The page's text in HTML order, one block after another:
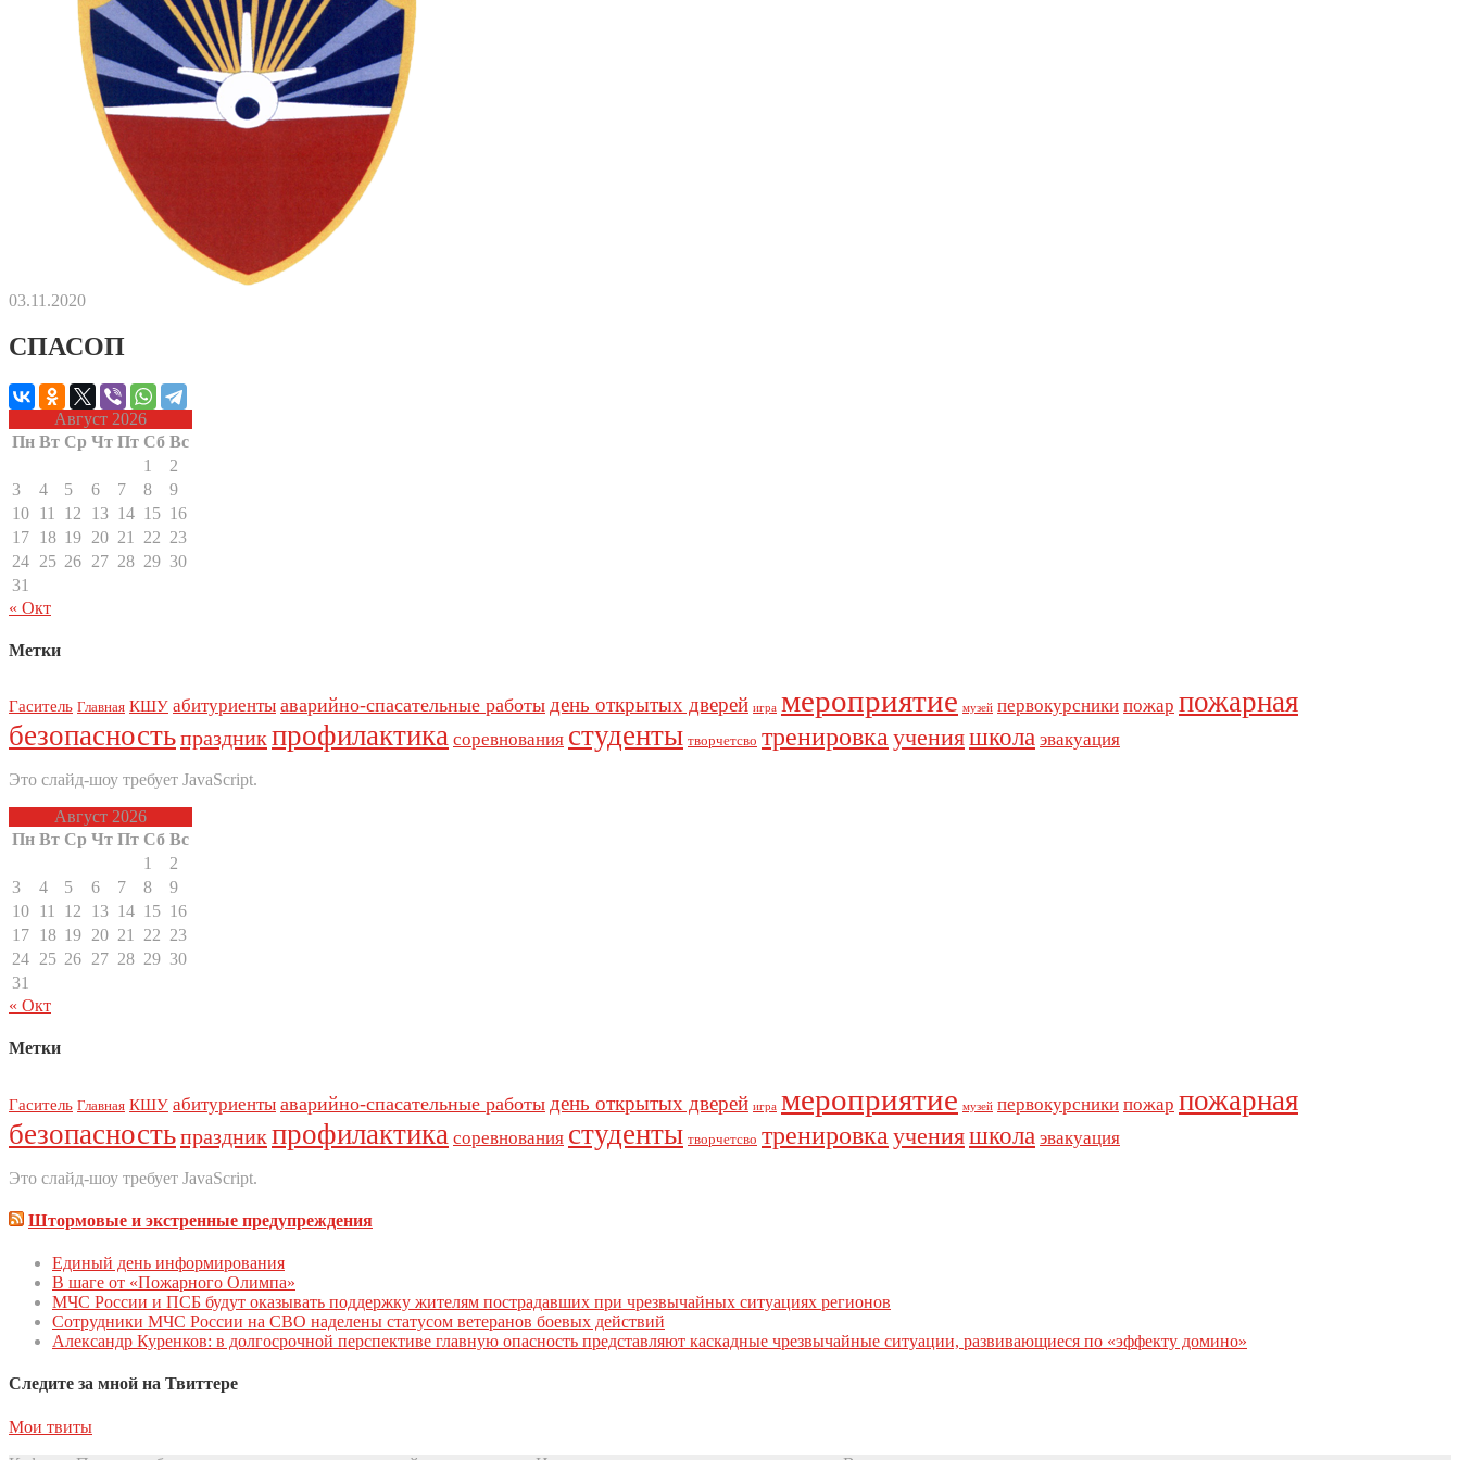
03.11.2020
СПАСОП
Август 2026
Пн Вт Ср Чт Пт Сб Вс
1
2
3
4 5 6 7 8
9
10 11 12 13 14 15 16
17 18 19 20 21 22 23
24 25 26 27 28 29 30
31
« Окт
Метки
Гаситель Главная КШУ абитуриенты аварийно-спасательные работы день открытых дверей игра мероприятие музей первокурсники пожар пожарная
безопасностьпраздникпрофилактика соревнования студенты творчетсво тренировка ученияшкола эвакуация
Это слайд-шоу требует JavaScript.
Август 2026
Пн Вт Ср Чт Пт Сб Вс
1
2
3
4 5 6 7 8
9
10 11 12 13 14 15 16
17 18 19 20 21 22 23
24 25 26 27 28 29 30
31
« Окт
Метки
Гаситель Главная КШУ абитуриенты аварийно-спасательные работы день открытых дверей игра мероприятие музей первокурсники пожар пожарная
безопасностьпраздникпрофилактика соревнования студенты творчетсво тренировка ученияшкола эвакуация
Это слайд-шоу требует JavaScript.
Штормовые и экстренные предупреждения
Единый день инфoрмирoвания
В шаге от «Пожарного Олимпа»
МЧС России и ПСБ будут оказывать поддержку жителям пострадавших при чрезвычайных ситуациях регионов
Сотрудники МЧС России на СВО наделены статусом ветеранов боевых действий
Александр Куренков: в долгосрочной перспективе главную опасность представляют каскадные чрезвычайные ситуации, развивающиеся по «эффекту домино»
Следите за мной на Твиттере
Мои твиты